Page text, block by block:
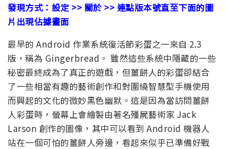
發現方式：設定 >> 關於 >> 連點版本號直至下面的圖
片出現佔據畫面
最早的 Android 作業系統復活節彩蛋之一來自 2.3
版，稱為 Gingerbread。 雖然這些系統中隱藏的一些
秘密最終成為了真正的遊戲，但薑餅人的彩蛋卻結合
了一些相當有趣的藝術創作和對圍繞智慧型手機使用
而興起的文化的微妙黑色幽默。這是因為當訪問薑餅
人彩蛋時，螢幕上會繪製由著名殭屍藝術家 Jack
Larson 創作的圖像，其中可以看到 Android 機器人
站在一個可怕的薑餅人旁邊，看起來似乎已準備好戰